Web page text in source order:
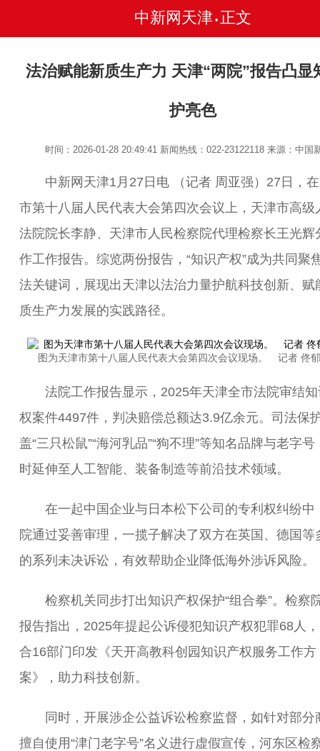
中新网天津 • 正文
法治赋能新质生产力 天津“两院”报告凸显
护亮色
时间：2026-01-28 20:49:41 新闻热线：022-23122118来源：中国
中新网天津1月27日电 （记者 周亚强）27日，
市第十八届人民代表大会第四次会议上，天津市高级
法院院长李静、天津市人民检察院代理检察长王光辉
作工作报告。综览两份报告，“知识产权”成为共同聚
法关键词，展现出天津以法治力量护航科技创新、赋
质生产力发展的实践路径。
图为天津市第十八届人民代表大会第四次会议现场。 记者 佟
法院工作报告显示，2025年天津全市法院审结知
权案件4497件，判决赔偿总额达3.9亿余元。司法保
盖“三只松鼠”“海河乳品”“狗不理”等知名品牌与老字号
时延伸至人工智能、装备制造等前沿技术领域。
在一起中国企业与日本松下公司的专利权纠纷中
院通过妥善审理，一揽子解决了双方在英国、德国等
的系列未决诉讼，有效帮助企业降低海外涉诉风险。
检察机关同步打出知识产权保护“组合拳”。检察
报告指出，2025年提起公诉侵犯知识产权犯罪68人
合16部门印发《天开高教科创园知识产权服务工作方
案》，助力科技创新。
同时，开展涉企公益诉讼检察监督，如针对部分
擅自使用“津门老字号”名义进行虚假宣传，河东区检